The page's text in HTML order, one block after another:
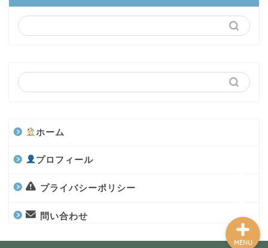
ホーム
プロフィール
プライバシーポリシー
問い合わせ
MENU
陸上部隊
世界のカブトムシ